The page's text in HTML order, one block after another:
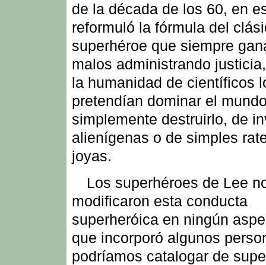
de la década de los 60, en
reformuló la fórmula del
superhéroe que siempre
malos administrando
la humanidad de científicos
pretendían dominar el
simplemente destruirlo, de
alienígenas o de simples
joyas.
Los superhéroes de Lee
modificaron esta conducta
superheróica en ningún
que incorporó algunos
podríamos catalogar de